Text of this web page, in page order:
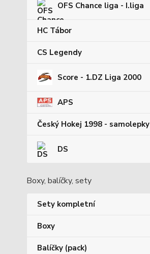
OFS Chance liga - I.liga
HC Tábor
CS Legendy
Score - 1.DZ Liga 2000
APS
Český Hokej 1998 - samolepky
DS
Boxy, balíčky, sety
Sety kompletní
Boxy
Balíčky (pack)